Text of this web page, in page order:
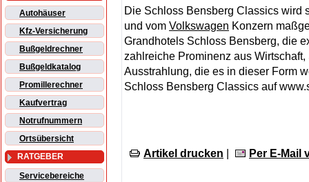
Autohäuser
Kfz-Versicherung
Bußgeldrechner
Bußgeldkatalog
Promillerechner
Kaufvertrag
Notrufnummern
Ortsübersicht
RATGEBER
Servicebereiche
Die Schloss Bensberg Classics wird
und vom Volkswagen Konzern
Grandhotels Schloss Bensberg, die
zahlreiche Prominenz aus
Ausstrahlung, die es in dieser Form
Schloss Bensberg Classics auf
Artikel drucken Per E-Mail